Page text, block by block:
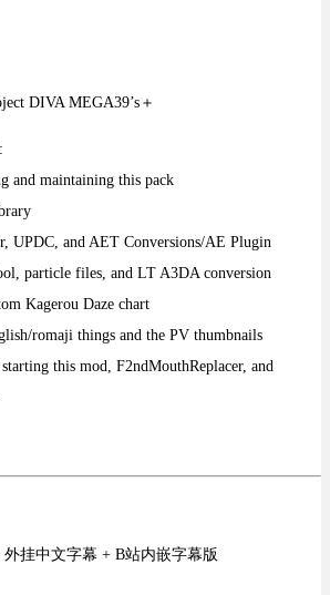
DIVA MEGA39’s＋
and maintaining this pack
UPDC, and AET Conversions/AE Plugin
particle files, and LT A3DA conversion
Kagerou Daze chart
romaji things and the PV thumbnails
this mod, F2ndMouthReplacer, and
挂中文字幕 + B站内嵌字幕版